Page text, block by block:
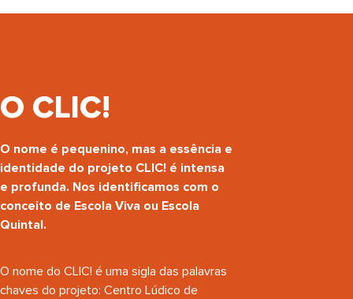
O CLIC!
O nome é pequenino, mas a essência e
identidade do projeto CLIC! é intensa
e profunda. Nos identificamos com o
conceito de Escola Viva ou Escola
Quintal.
O nome do CLIC! é uma sigla das palavras
chaves do projeto: Centro Lúdico de